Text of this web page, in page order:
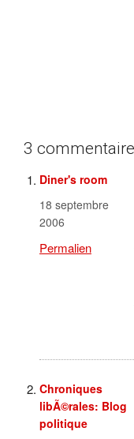
3
Diner's room
18 septembre
2006
Permalien
Chroniques
libÃ©rales: Blog
politique